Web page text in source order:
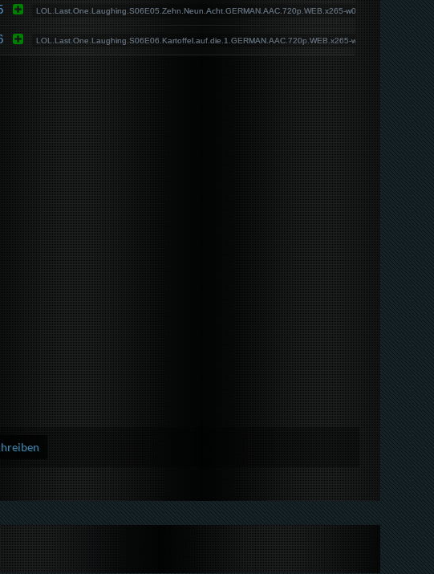
LOL.Last.One.Laughing.S06E05.Zehn.Neun.Acht.GERMAN.AAC.720p.WEB.x265-w00t
LOL.Last.One.Laughing.S06E06.Kartoffel.auf.die.1.GERMAN.AAC.720p.WEB.x265-w00t